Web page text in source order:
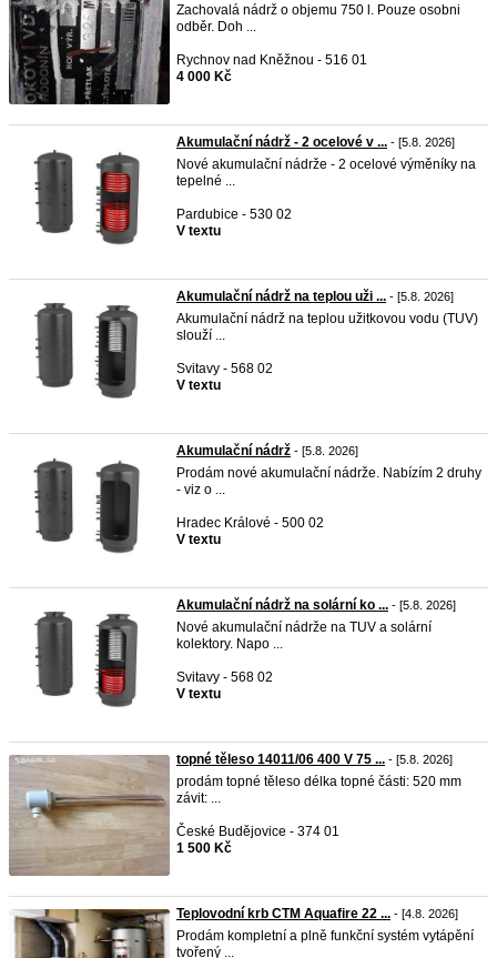
Zachovalá nádrž o objemu 750 l. Pouze osobni
odběr. Doh ...
Rychnov nad Kněžnou - 516 01
4 000 Kč
Akumulační nádrž - 2 ocelové v ... - [5.8. 2026]
Nové akumulační nádrže - 2 ocelové výměníky na
tepelné ...
Pardubice - 530 02
V textu
Akumulační nádrž na teplou uži ... - [5.8. 2026]
Akumulační nádrž na teplou užitkovou vodu (TUV)
slouží ...
Svitavy - 568 02
V textu
Akumulační nádrž - [5.8. 2026]
Prodám nové akumulační nádrže. Nabízím 2 druhy
- viz o ...
Hradec Králové - 500 02
V textu
Akumulační nádrž na solární ko ... - [5.8. 2026]
Nové akumulační nádrže na TUV a solární
kolektory. Napo ...
Svitavy - 568 02
V textu
topné těleso 14011/06 400 V 75 ... - [5.8. 2026]
prodám topné těleso délka topné části: 520 mm
závit: ...
České Budějovice - 374 01
1 500 Kč
Teplovodní krb CTM Aquafire 22 ... - [4.8. 2026]
Prodám kompletní a plně funkční systém vytápění
tvořený ...